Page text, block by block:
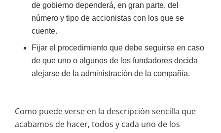
de gobierno dependerá, en gran parte, del
número y tipo de accionistas con los que se
cuente.
Fijar el procedimiento que debe seguirse en caso
de que uno o algunos de los fundadores decida
alejarse de la administración de la compañía.
Como puede verse en la descripción sencilla que
acabamos de hacer, todos y cada uno de los